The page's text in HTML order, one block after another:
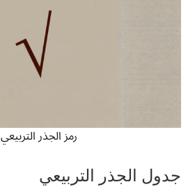
رمز الجذر التربيعي
جدول الجذر التربيعي